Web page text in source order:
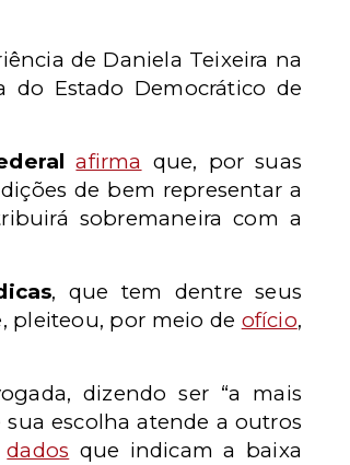
de Daniela Teixeira na
do Estado Democrático de
afirma que, por suas
de bem representar a
sobremaneira com a
, que tem dentre seus
pleiteou, por meio de ofício,
dizendo ser “a mais
escolha atende a outros
dados que indicam a baixa